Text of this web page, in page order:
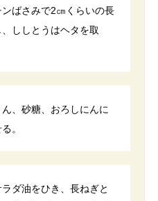
ばさみで2㎝くらいの長
ししとうはヘタを取
、砂糖、おろしにんに
。
ダ油をひき、長ねぎと